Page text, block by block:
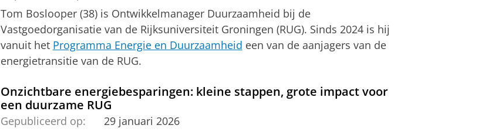
Tom Boslooper (38) is Ontwikkelmanager Duurzaamheid bij de
Vastgoedorganisatie van de Rijksuniversiteit Groningen (RUG). Sinds 2024 is hij
vanuit het Programma Energie en Duurzaamheid een van de aanjagers van de
energietransitie van de RUG.
Onzichtbare energiebesparingen: kleine stappen, grote impact voor
een duurzame RUG
Gepubliceerd op:
29 januari 2026